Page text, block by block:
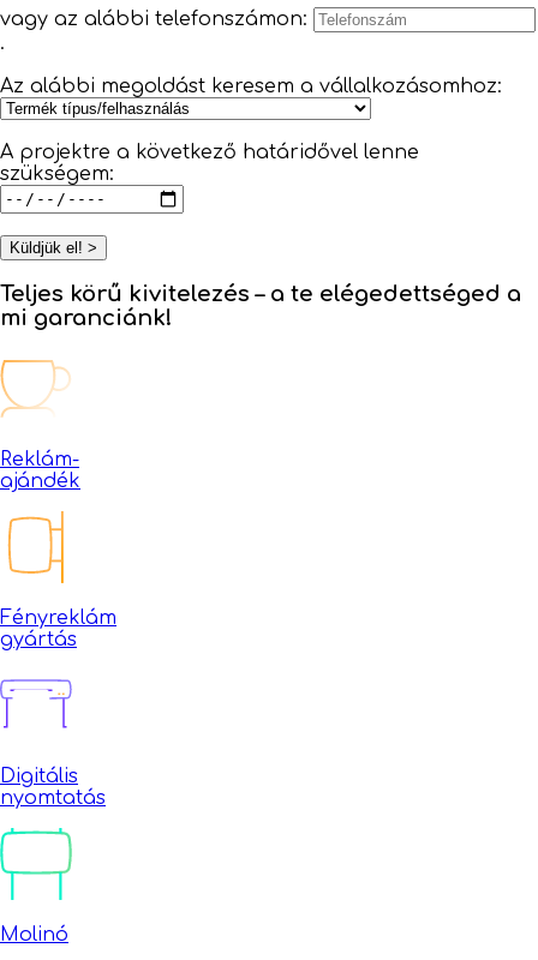
vagy az alábbi telefonszámon:
.
Az alábbi megoldást keresem a vállalkozásomhoz:
A projektre a következő határidővel lenne
szükségem:
Küldjük el! >
Teljes körű kivitelezés – a te elégedettséged a
mi garanciánk!
Reklám-
ajándék
Fényreklám
gyártás
Digitális
nyomtatás
Molinó